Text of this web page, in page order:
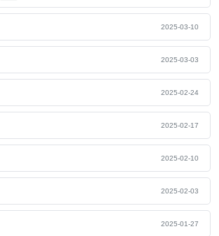
2025-03-10
2025-03-03
2025-02-24
2025-02-17
2025-02-10
2025-02-03
2025-01-27